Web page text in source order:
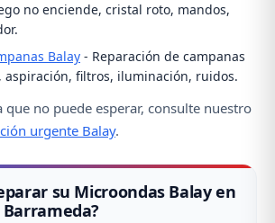
no enciende, cristal roto, mandos,
Balay - Reparación de campanas
aspiración, filtros, iluminación, ruidos.
que no puede esperar, consulte nuestro
urgente Balay.
su Microondas Balay en